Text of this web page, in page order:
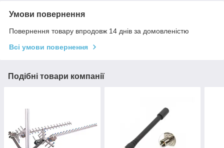
Умови повернення
Повернення товару впродовж 14 днів за домовленістю
Всі умови повернення
Подібні товари компанії